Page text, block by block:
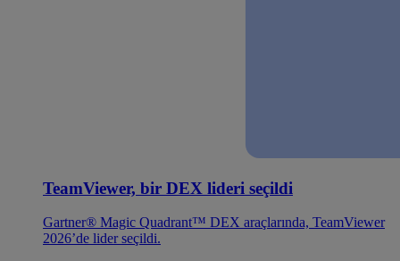
TeamViewer, bir DEX lideri seçildi
Gartner® Magic Quadrant™ DEX araçlarında, TeamViewer
2026’de lider seçildi.